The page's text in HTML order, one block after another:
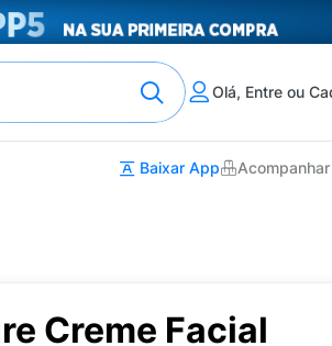
Olá, Entre ou
Baixar App
Creme Facial